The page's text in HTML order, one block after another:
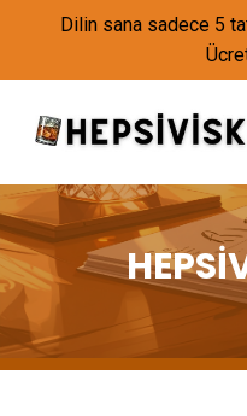
Dilin sana sadece 5